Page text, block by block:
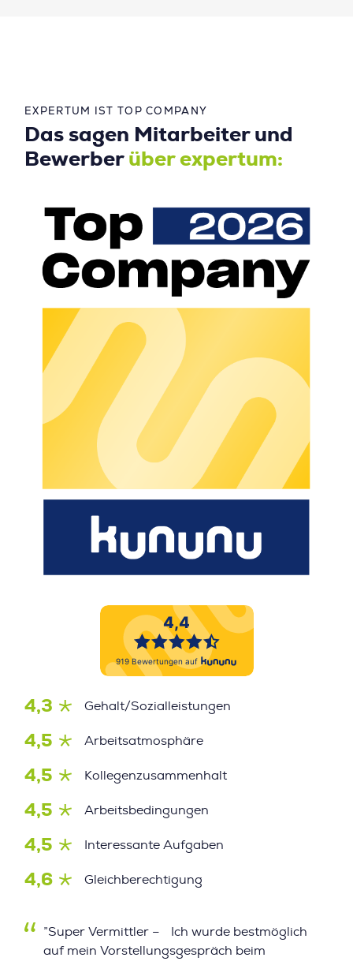
EXPERTUM IST TOP COMPANY
Das sagen Mitarbeiter und
Bewerber über expertum:
4,3 Gehalt/Sozialleistungen
4,5 Arbeitsatmosphäre
4,5 Kollegenzusammenhalt
4,5 Arbeitsbedingungen
4,5 Interessante Aufgaben
4,6 Gleichberechtigung
”Super Vermittler – Ich wurde bestmöglich
auf mein Vorstellungsgespräch beim